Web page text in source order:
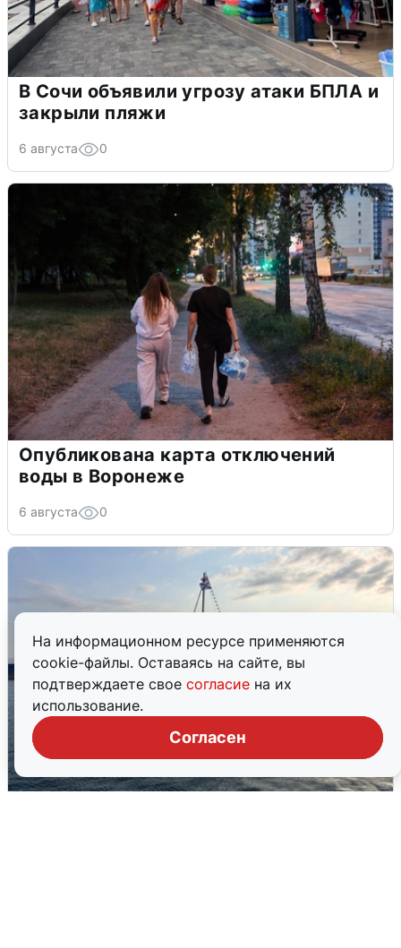
На информационном ресурсе применяются
cookie-файлы. Оставаясь на сайте, вы
подтверждаете свое согласие на их
использование.
Согласен
В Сочи объявили угрозу атаки БПЛА и
закрыли пляжи
6 августа 0
Опубликована карта отключений
воды в Воронеже
6 августа 0